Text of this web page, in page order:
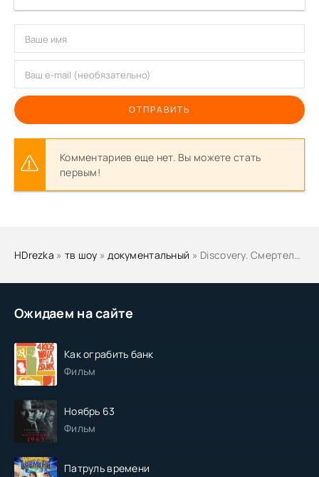
Ожидаем на сайте
Как ограбить банк
Фильм
Ноябрь 63
Фильм
Патруль времени
ОТПРАВИТЬ
Комментариев еще нет. Вы можете стать
первым!
HDrezka » тв шоу » документальный » Discovery. Смертельный улов